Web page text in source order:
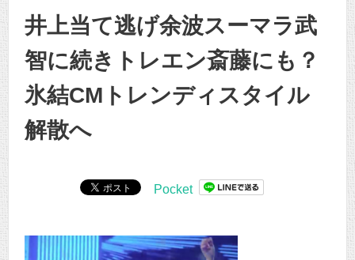
井上当て逃げ余波スーマラ武
智に続きトレエン斎藤にも？
氷結CMトレンディスタイル
解散へ
Pocket